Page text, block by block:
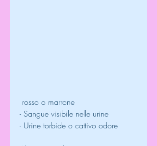
rosso o marrone
- Sangue visibile nelle urine
- Urine torbide o cattivo odore